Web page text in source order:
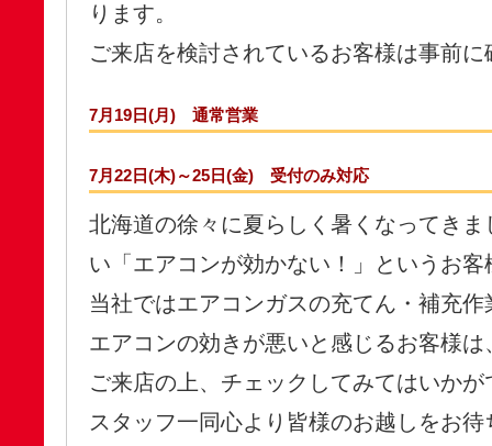
ります。
ご来店を検討されているお客様は事前
7月19日(月) 通常営業
7月22日(木)～25日(金) 受付のみ対応
北海道の徐々に夏らしく暑くなってき
い「エアコンが効かない！」というお
当社ではエアコンガスの充てん・補充
エアコンの効きが悪いと感じるお客様
ご来店の上、チェックしてみてはいかが
スタッフ一同心より皆様のお越しをお